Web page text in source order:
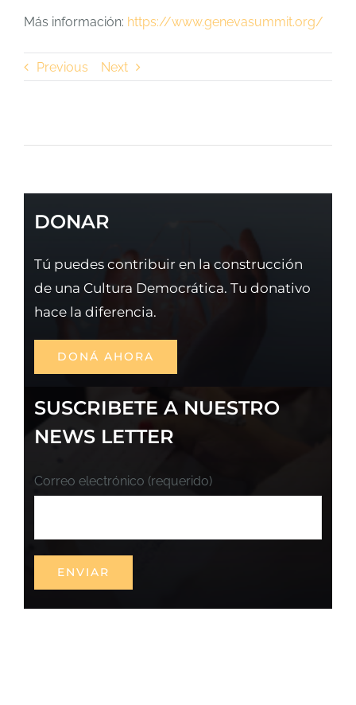
Más información: https://www.genevasummit.org/
Previous Next
DONAR
Tú puedes contribuir en la construcción
de una Cultura Democrática. Tu donativo
hace la diferencia.
DONÁ AHORA
SUSCRIBETE A NUESTRO
NEWS LETTER
Correo electrónico (requerido)